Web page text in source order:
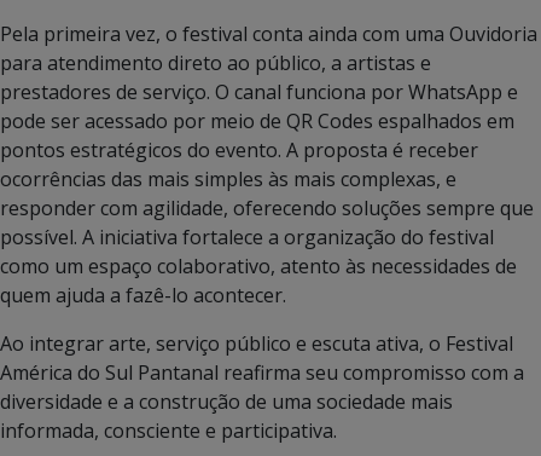
Pela primeira vez, o festival conta ainda com uma Ouvidoria
para atendimento direto ao público, a artistas e
prestadores de serviço. O canal funciona por WhatsApp e
pode ser acessado por meio de QR Codes espalhados em
pontos estratégicos do evento. A proposta é receber
ocorrências das mais simples às mais complexas, e
responder com agilidade, oferecendo soluções sempre que
possível. A iniciativa fortalece a organização do festival
como um espaço colaborativo, atento às necessidades de
quem ajuda a fazê-lo acontecer.
Ao integrar arte, serviço público e escuta ativa, o Festival
América do Sul Pantanal reafirma seu compromisso com a
diversidade e a construção de uma sociedade mais
informada, consciente e participativa.